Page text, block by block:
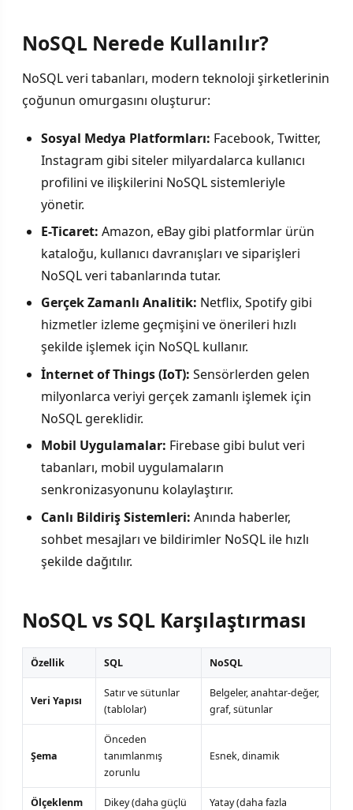
NoSQL Nerede Kullanılır?
NoSQL veri tabanları, modern teknoloji şirketlerinin
çoğunun omurgasını oluşturur:
Sosyal Medya Platformları: Facebook, Twitter,
Instagram gibi siteler milyardalarca kullanıcı
profilini ve ilişkilerini NoSQL sistemleriyle
yönetir.
E-Ticaret: Amazon, eBay gibi platformlar ürün
kataloğu, kullanıcı davranışları ve siparişleri
NoSQL veri tabanlarında tutar.
Gerçek Zamanlı Analitik: Netflix, Spotify gibi
hizmetler izleme geçmişini ve önerileri hızlı
şekilde işlemek için NoSQL kullanır.
İnternet of Things (IoT): Sensörlerden gelen
milyonlarca veriyi gerçek zamanlı işlemek için
NoSQL gereklidir.
Mobil Uygulamalar: Firebase gibi bulut veri
tabanları, mobil uygulamaların
senkronizasyonunu kolaylaştırır.
Canlı Bildiriş Sistemleri: Anında haberler,
sohbet mesajları ve bildirimler NoSQL ile hızlı
şekilde dağıtılır.
NoSQL vs SQL Karşılaştırması
Özellik SQL NoSQL
Veri Yapısı
Satır ve sütunlar
(tablolar)
Belgeler, anahtar-değer,
graf, sütunlar
Şema
Önceden
tanımlanmış
zorunlu
Esnek, dinamik
Ölçeklenm
Dikey (daha güçlü
Yatay (daha fazla